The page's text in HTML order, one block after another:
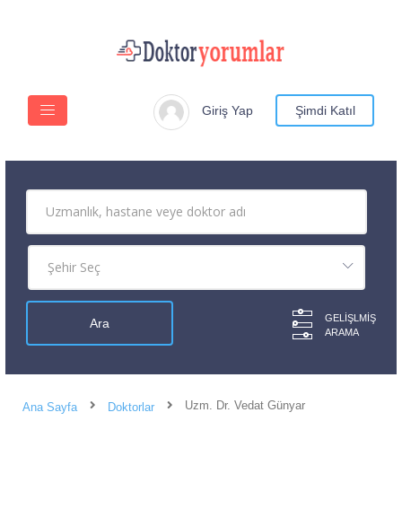
Giriş Yap Şimdi Katıl
GELIŞLMIŞ
ARAMA
Ana Sayfa Doktorlar Uzm. Dr. Vedat Günyar